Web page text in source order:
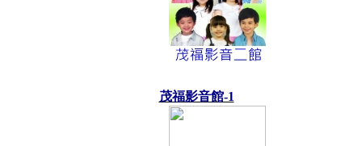
茂福影音館-1